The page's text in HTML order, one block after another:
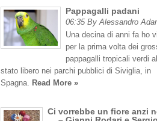
Pappagalli padani
06:35 By Alessandro
Una decina di anni fa ho
per la prima volta dei
pappagalli tropicali verdi
stato libero nei parchi pubblici di Siviglia, in
Spagna. Read More »
Ci vorrebbe un fiore anzi